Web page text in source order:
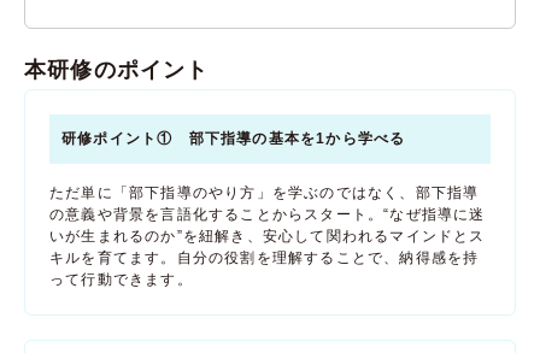
本研修のポイント
研修ポイント① 部下指導の基本を1から学べる
ただ単に「部下指導のやり方」を学ぶのではなく、部下指導
の意義や背景を言語化することからスタート。“なぜ指導に迷
いが生まれるのか”を紐解き、安心して関われるマインドとス
キルを育てます。自分の役割を理解することで、納得感を持
って行動できます。